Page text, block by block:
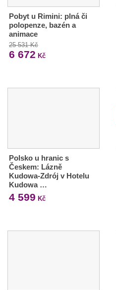
Pobyt u Rimini: plná či
polopenze, bazén a
animace
25 531 Kč
6 672 Kč
Polsko u hranic s
Českem: Lázně
Kudowa-Zdrój v Hotelu
Kudowa …
4 599 Kč